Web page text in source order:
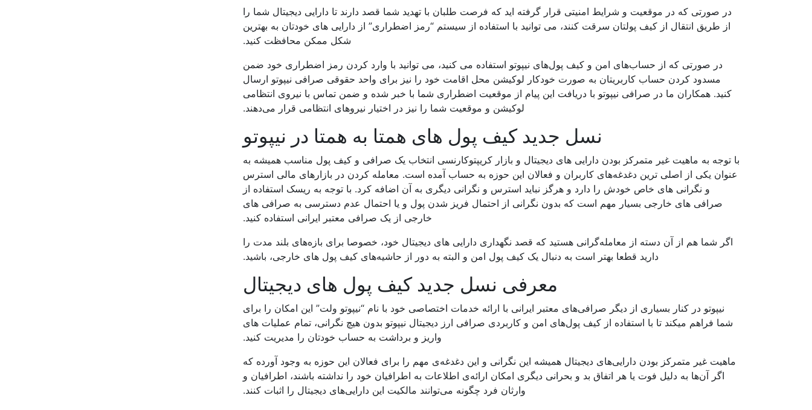
در صورتی که در موقعیت و شرایط امنیتی قرار گرفته اید که فرصت طلبان با تهدید شما قصد دارند تا دارایی دیجیتال شما را
از طریق انتقال از کیف پولتان سرقت کنند، می توانید با استفاده از سیستم “رمز اضطراری” از دارایی های خودتان به بهترین
شکل ممکن محافظت کنید.
در صورتی که از حساب‌های امن و کیف پول‌های نیپوتو استفاده می کنید، می توانید با وارد کردن رمز اضطراری خود ضمن
مسدود کردن حساب کاربریتان به صورت خودکار لوکیشن محل اقامت خود را نیز برای واحد حقوقی صرافی نیپوتو ارسال
کنید. همکاران ما در صرافی نیپوتو با دریافت این پیام از موقعیت اضطراری شما با خبر شده و ضمن تماس با نیروی انتظامی
لوکیشن و موقعیت شما را نیز در اختیار نیروهای انتظامی قرار می‌دهند.
نسل جدید کیف پول های همتا به همتا در نیپوتو
با توجه به ماهیت غیر متمرکز بودن دارایی های دیجیتال و بازار کریپتوکارنسی انتخاب یک صرافی و کیف پول مناسب همیشه به
عنوان یکی از اصلی ترین دغدغه‌های کاربران و فعالان این حوزه به حساب آمده است. معامله کردن در بازارهای مالی استرس
و نگرانی های خاص خودش را دارد و هرگز نباید استرس و نگرانی دیگری به آن اضافه کرد. با توجه به ریسک استفاده از
صرافی های خارجی بسیار مهم است که بدون نگرانی از احتمال فریز شدن پول و یا احتمال عدم دسترسی به صرافی های
خارجی از یک صرافی معتبر ایرانی استفاده کنید.
اگر شما هم از آن دسته از معامله‌گرانی هستید که قصد نگهداری دارایی های دیجیتال خود، خصوصا برای بازه‌های بلند مدت را
دارید قطعا بهتر است به دنبال یک کیف پول امن و البته به دور از حاشیه‌های کیف پول های خارجی، باشید.
معرفی نسل جدید کیف پول های دیجیتال
نیپوتو در کنار بسیاری از دیگر صرافی‌های معتبر ایرانی با ارائه خدمات اختصاصی خود با نام “نیپوتو ولت” این امکان را برای
شما فراهم میکند تا با استفاده از کیف پول‌های امن و کاربردی صرافی ارز دیجیتال نیپوتو بدون هیچ نگرانی، تمام عملیات های
واریز و برداشت به حساب خودتان را مدیریت کنید.
ماهیت غیر متمرکز بودن دارایی‌های دیجیتال همیشه این نگرانی و این دغدغه‌ی مهم را برای فعالان این حوزه به وجود آورده که
اگر آن‌ها به دلیل فوت یا هر اتفاق بد و بحرانی دیگری امکان ارائه‌ی اطلاعات به اطرافیان خود را نداشته باشند، اطرافیان و
وارثان فرد چگونه می‌توانند مالکیت این دارایی‌های دیجیتال را اثبات کنند.